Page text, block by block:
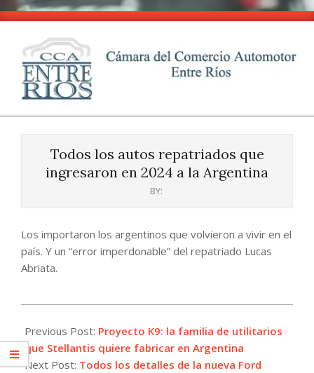
Skip
content
CCA
Entre
Ríos
Todos los autos repatriados que
ingresaron en 2024 a la Argentina
BY:
Los importaron los argentinos que volvieron a vivir en el
país. Y un “error imperdonable” del repatriado Lucas
Abriata.
11-
04
Previous Post: Proyecto K9: la familia de utilitarios
que Stellantis quiere fabricar en Argentina
Next Post: Todos los detalles de la nueva Ford